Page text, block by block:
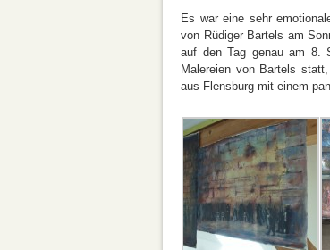
Es war eine sehr
von Rüdiger Bartels am
auf den Tag genau am 8.
Malereien von Bartels
aus Flensburg mit einem